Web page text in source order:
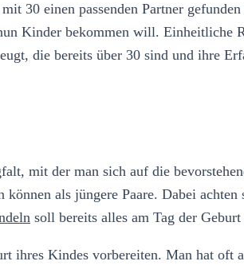
30 einen passenden Partner
Kinder bekommen will. Einheitliche
die bereits über 30 sind und ihre
mit der man sich auf die
als jüngere Paare. Dabei
soll bereits alles am Tag der
ihres Kindes vorbereiten. Man hat oft